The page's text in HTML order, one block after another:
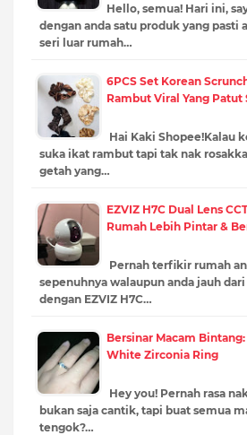
Hello, semua! Hari ini,
dengan anda satu produk yang pasti
seri luar rumah…
6PCS Set Korean
Rambut Viral Yang Patut
Hai Kaki Shopee!Kalau
suka ikat rambut tapi tak nak
getah yang…
EZVIZ H7C Dual Lens
Rumah Lebih Pintar &
Pernah terfikir rumah
sepenuhnya walaupun anda jauh
dengan EZVIZ H7C…
Bersinar Macam
White Zirconia Ring
Hey you! Pernah rasa
bukan saja cantik, tapi buat semua
tengok?…